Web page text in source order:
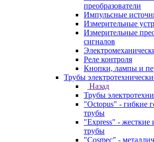
преобразователи
Импульсные
Измерительные
Измерительные
сигналов
Реле контроля
Кнопки, лампы и
Трубы
Назад
Трубы
"Octopus" - гибкие
трубы
"Express" -
трубы
"Cosmec" -